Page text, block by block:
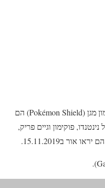
פוקימון חרב (Pokémon Sword) ופוקימון מגן (Pokémon Shield) הם
פוקימון וגיים פריק,
אור ב15.11.2019.